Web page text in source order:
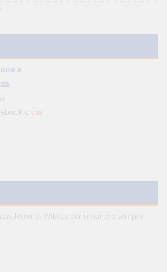
e
€ 4,19
di WikiJus per rimanere sempre